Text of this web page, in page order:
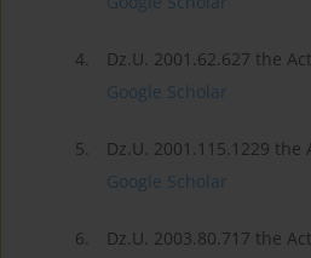
4.
Dz.U. 2001.62.627 the
Google Scholar
5.
Dz.U. 2001.115.1229 the
Google Scholar
6.
Dz.U. 2003.80.717 the